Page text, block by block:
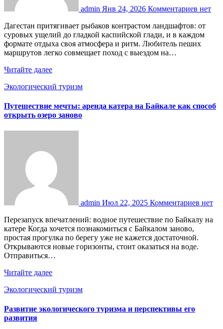
admin Янв 24, 2026 Комментариев нет
Дагестан притягивает рыбаков контрастом ландшафтов: от
суровых ущелий до гладкой каспийской глади, и в каждом
формате отдыха своя атмосфера и ритм. Любитель пеших
маршрутов легко совмещает поход с выездом на…
Читайте далее
Экологический туризм
Путешествие мечты: аренда катера на Байкале как способ
открыть озеро заново
admin Июл 22, 2025 Комментариев нет
Перезапуск впечатлений: водное путешествие по Байкалу на
катере Когда хочется познакомиться с Байкалом заново,
простая прогулка по берегу уже не кажется достаточной.
Открываются новые горизонты, стоит оказаться на воде.
Отправиться…
Читайте далее
Экологический туризм
Развитие экологического туризма и перспективы его
развития